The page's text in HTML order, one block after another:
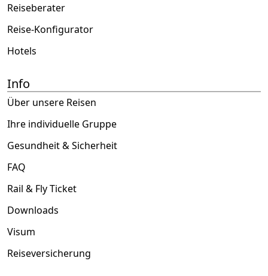
Reiseberater
Reise-Konfigurator
Hotels
Info
Über unsere Reisen
Ihre individuelle Gruppe
Gesundheit & Sicherheit
FAQ
Rail & Fly Ticket
Downloads
Visum
Reiseversicherung